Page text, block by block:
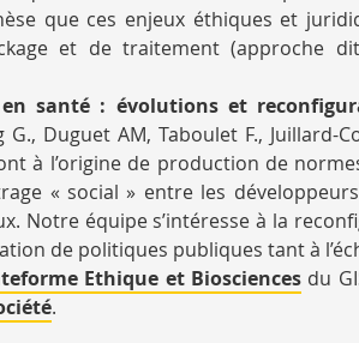
que ces enjeux éthiques et
et de traitement (approche
santé : évolutions et
Duguet AM, Taboulet F., Juillard-
à l’origine de production de
« social » entre les
Notre équipe s’intéresse à la
de politiques publiques tant à
Ethique et Biosciencesdu
.